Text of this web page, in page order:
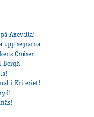
Axevalla!
upp segrarna
Cruiser
Bergh
i Kriteriet!